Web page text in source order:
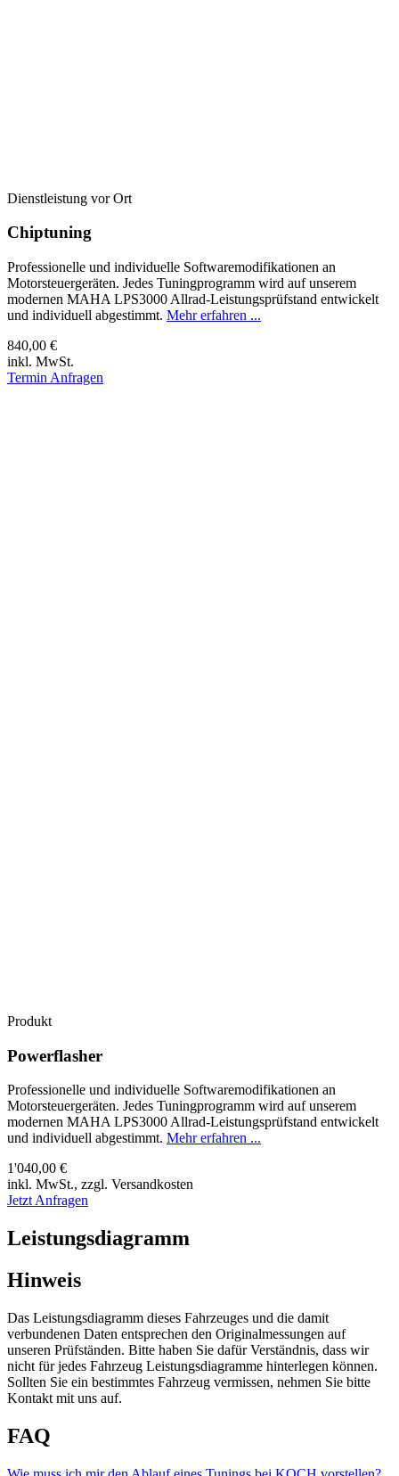
Dienstleistung vor Ort
Chiptuning
Professionelle und individuelle Softwaremodifikationen an
Motorsteuergeräten. Jedes Tuningprogramm wird auf unserem
modernen MAHA LPS3000 Allrad-Leistungsprüfstand entwickelt
und individuell abgestimmt. Mehr erfahren ...
840,00 €
inkl. MwSt.
Termin Anfragen
Produkt
Powerflasher
Professionelle und individuelle Softwaremodifikationen an
Motorsteuergeräten. Jedes Tuningprogramm wird auf unserem
modernen MAHA LPS3000 Allrad-Leistungsprüfstand entwickelt
und individuell abgestimmt. Mehr erfahren ...
1'040,00 €
inkl. MwSt., zzgl. Versandkosten
Jetzt Anfragen
Leistungsdiagramm
Hinweis
Das Leistungsdiagramm dieses Fahrzeuges und die damit
verbundenen Daten entsprechen den Originalmessungen auf
unseren Prüfständen. Bitte haben Sie dafür Verständnis, dass wir
nicht für jedes Fahrzeug Leistungsdiagramme hinterlegen können.
Sollten Sie ein bestimmtes Fahrzeug vermissen, nehmen Sie bitte
Kontakt mit uns auf.
FAQ